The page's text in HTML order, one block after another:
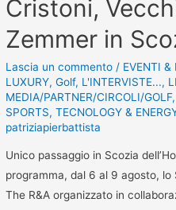
Cristoni,
Zemmer in
Lascia un commento / EVENTI &
LUXURY,Golf, L'INTERVISTE...,
MEDIA/PARTNER/CIRCOLI/GOLF,
SPORTS,TECNOLOGY &
patriziapierbattista
Unico passaggio in Scozia
programma, dal 6 al 9 agosto,
The R&A organizzato in